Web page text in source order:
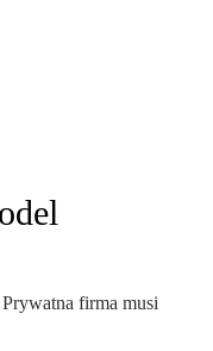
firma musi